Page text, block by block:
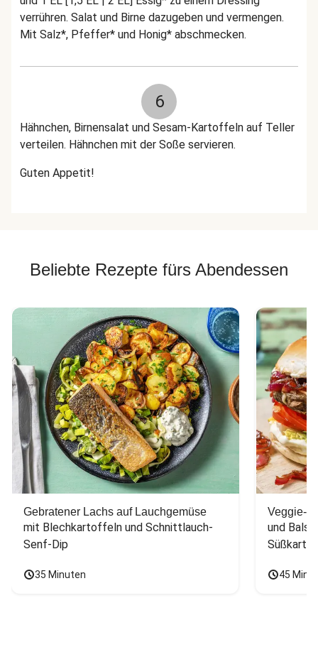
verrühren. Salat und Birne dazugeben und vermengen.
Mit Salz*, Pfeffer* und Honig* abschmecken.
6
Hähnchen, Birnensalat und Sesam-Kartoffeln auf Teller
verteilen. Hähnchen mit der Soße servieren.
Guten Appetit!
Beliebte Rezepte fürs Abendessen
Gebratener Lachs auf Lauchgemüse
mit Blechkartoffeln und Schnittlauch-
Senf-Dip
35 Minuten
Veggie-
und
45